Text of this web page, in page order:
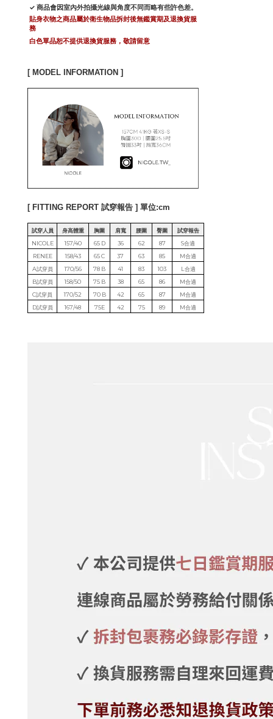
✓ 商品會因室內外拍攝光線與角度不同而略有些許色差。
貼身衣物之商品屬於衛生物品拆封後無鑑賞期及退換貨服
務
白色單品恕不提供退換貨服務，敬請留意
[ MODEL INFORMATION ]
[ FITTING REPORT 試穿報告 ] 單位:cm
試穿人員 身高體重 胸圍 肩寬 腰圍 臀圍
試穿報告
NICOLE
157/40 65 D 36 62 87
S合適
RENEE
158/43 65 C 37 63 85
M合適
A試穿員
170/56 78 B 41 83 103
L合適
B試穿員
158/50 75 B 38 65 86
M合適
C試穿員
170/52 70 B 42 65 87
M合適
D試穿員
167/48 75E 42 75 89 M合適